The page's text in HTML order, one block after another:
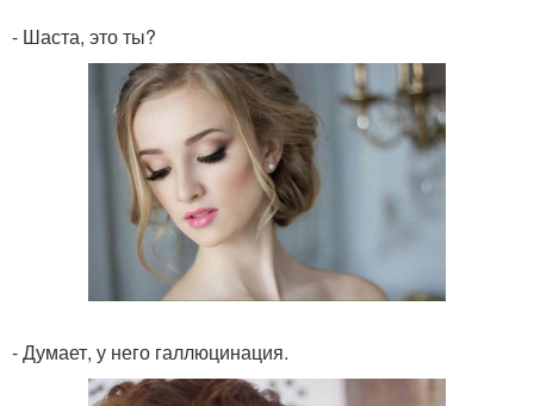
- Шаста, это ты?
- Думает, у него галлюцинация.